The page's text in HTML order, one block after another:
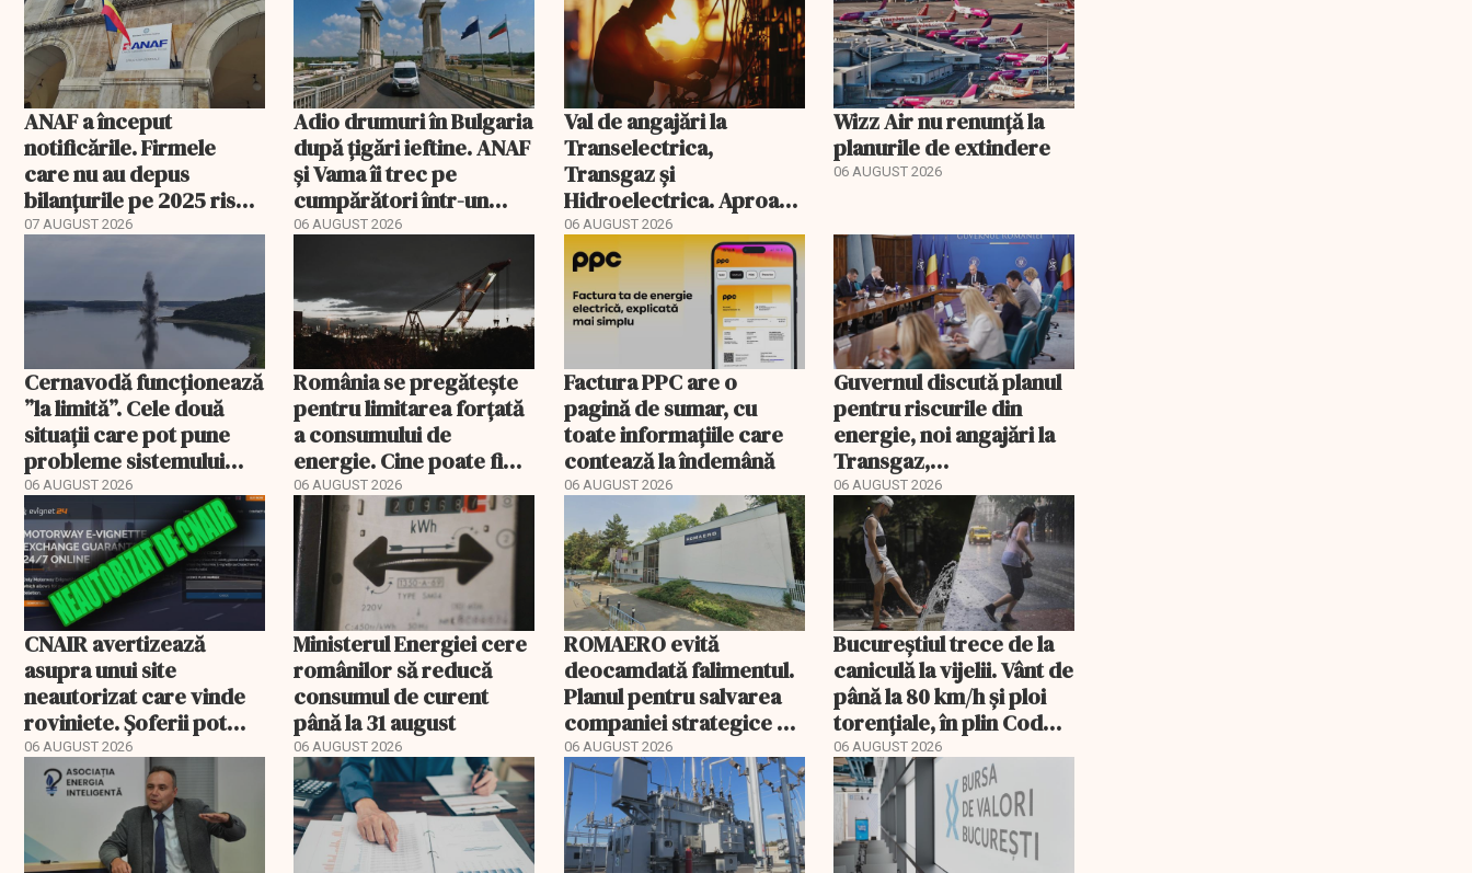
ANAF a început
notificările. Firmele
care nu au depus
bilanțurile pe 2025 riscă
să ajungă inactive fiscal
07 AUGUST 2026
Adio drumuri în Bulgaria
după țigări ieftine. ANAF
și Vama îi trec pe
cumpărători într-un
registru electronic
06 AUGUST 2026
Val de angajări la
Transelectrica,
Transgaz și
Hidroelectrica. Aproape
400 de posturi aprobate
06 AUGUST 2026
Wizz Air nu renunță la
planurile de extindere
06 AUGUST 2026
Cernavodă funcționează
”la limită”. Cele două
situații care pot pune
probleme sistemului
energetic
06 AUGUST 2026
România se pregătește
pentru limitarea forțată
a consumului de
energie. Cine poate fi
deconectat
06 AUGUST 2026
Factura PPC are o
pagină de sumar, cu
toate informațiile care
contează la îndemână
06 AUGUST 2026
Guvernul discută planul
pentru riscurile din
energie, noi angajări la
Transgaz,
Transelectrica și
Hidroelectrica și
programul pentru di
06 AUGUST 2026
CNAIR avertizează
asupra unui site
neautorizat care vinde
roviniete. Șoferii pot
plăti și cu 186% mai mult
06 AUGUST 2026
Ministerul Energiei cere
românilor să reducă
consumul de curent
până la 31 august
06 AUGUST 2026
ROMAERO evită
deocamdată falimentul.
Planul pentru salvarea
companiei strategice a
fost confirmat
06 AUGUST 2026
Bucureștiul trece de la
caniculă la vijelii. Vânt de
până la 80 km/h și ploi
torențiale, în plin Cod
portocaliu
06 AUGUST 2026